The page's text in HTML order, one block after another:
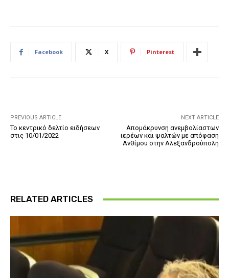
Facebook X Pinterest
PREVIOUS ARTICLE
Το κεντρικό δελτίο ειδήσεων
στις 10/01/2022
NEXT ARTICLE
Απομάκρυνση ανεμβολίαστων
ιερέων και ψαλτών με απόφαση
Ανθίμου στην Αλεξανδρούπολη
RELATED ARTICLES